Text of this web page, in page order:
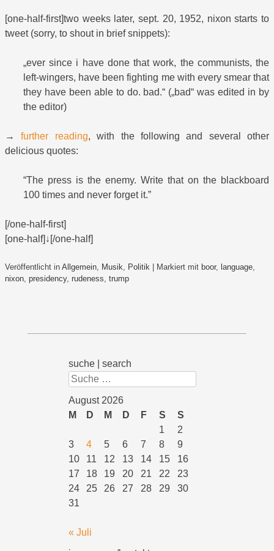
[one-half-first]two weeks later, sept. 20, 1952, nixon starts to
tweet (sorry, to shout in brief snippets):
„ever since i have done that work, the communists, the
left-wingers, have been fighting me with every smear that
they have been able to do. bad.“ („bad“ was edited in by
the editor)
→further reading, with the following and several other
delicious quotes:
“The press is the enemy. Write that on the blackboard
100 times and never forget it.”
[/one-half-first]
[one-half]↓[/one-half]
Veröffentlicht in Allgemein, Musik, Politik Markiert mit boor, language,
nixon, presidency, rudeness, trump
suche | search
Suchen
August 2026
M
D M D F S
S
1
2
3
4 5 6 7 8
9
10
11 12 13 14 15
16
17
18 19 20 21 22
23
24
25 26 27 28 29
30
31
« Juli